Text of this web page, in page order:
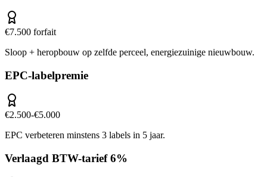
€7.500 forfait
Sloop + heropbouw op zelfde perceel, energiezuinige nieuwbouw.
EPC-labelpremie
€2.500-€5.000
EPC verbeteren minstens 3 labels in 5 jaar.
Verlaagd BTW-tarief 6%